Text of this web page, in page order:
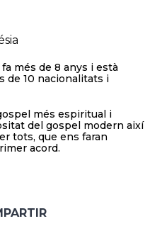
més de 8 anys i està
de 10 nacionalitats i
més espiritual i
del gospel modern així
tots, que ens faran
acord.